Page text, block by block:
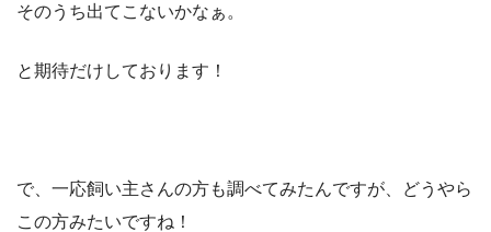
そのうち出てこないかなぁ。
と期待だけしております！
で、一応飼い主さんの方も調べてみたんですが、どうやら
この方みたいですね！